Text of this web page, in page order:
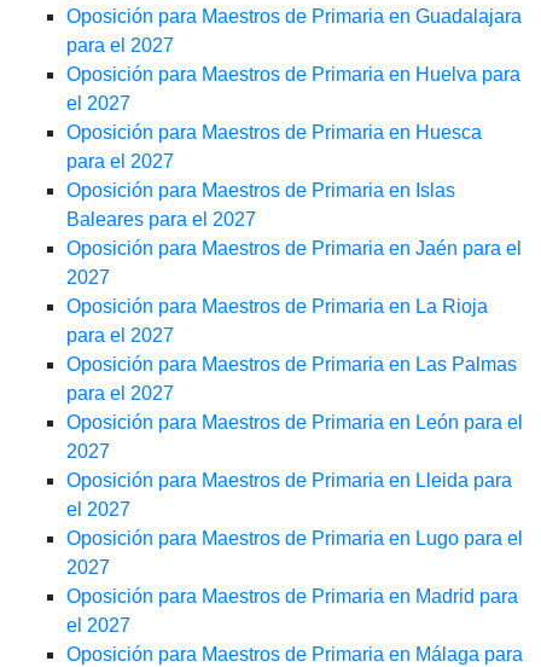
Oposición para Maestros de Primaria en Guadalajara
para el 2027
Oposición para Maestros de Primaria en Huelva para
el 2027
Oposición para Maestros de Primaria en Huesca
para el 2027
Oposición para Maestros de Primaria en Islas
Baleares para el 2027
Oposición para Maestros de Primaria en Jaén para el
2027
Oposición para Maestros de Primaria en La Rioja
para el 2027
Oposición para Maestros de Primaria en Las Palmas
para el 2027
Oposición para Maestros de Primaria en León para el
2027
Oposición para Maestros de Primaria en Lleida para
el 2027
Oposición para Maestros de Primaria en Lugo para el
2027
Oposición para Maestros de Primaria en Madrid para
el 2027
Oposición para Maestros de Primaria en Málaga para